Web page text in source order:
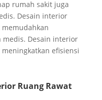
rumah sakit juga
Desain interior
medis. Desain interior
efisiensi
Ruang Rawat